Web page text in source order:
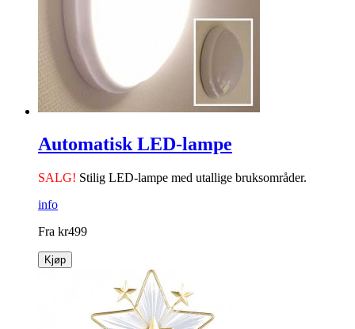
Automatisk LED-lampe
SALG! Stilig LED-lampe med utallige bruksområder.
info
Fra kr499
Kjøp